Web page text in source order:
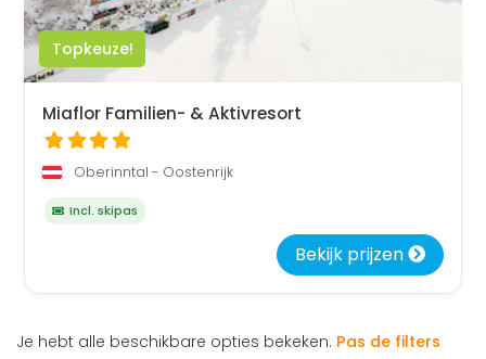
Topkeuze!
Miaflor Familien- & Aktivresort
Oberinntal - Oostenrijk
Incl. skipas
Bekijk prijzen
Je hebt alle beschikbare opties bekeken. Pas de filters